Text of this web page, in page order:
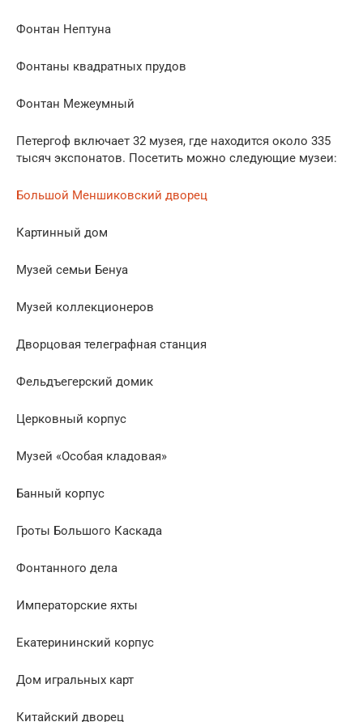
Фонтан Нептуна
Фонтаны квадратных прудов
Фонтан Межеумный
Петергоф включает 32 музея, где находится около 335
тысяч экспонатов. Посетить можно следующие музеи:
Большой Меншиковский дворец
Картинный дом
Музей семьи Бенуа
Музей коллекционеров
Дворцовая телеграфная станция
Фельдъегерский домик
Церковный корпус
Музей «Особая кладовая»
Банный корпус
Гроты Большого Каскада
Фонтанного дела
Императорские яхты
Екатерининский корпус
Дом игральных карт
Китайский дворец